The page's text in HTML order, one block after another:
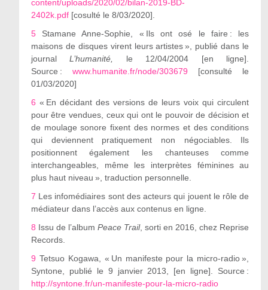
content/uploads/2020/02/bilan-2019-BD-
2402k.pdf[cosulté le 8/03/2020].
5Stamane Anne-Sophie, « Ils ont osé le faire : les
maisons de disques virent leurs artistes », publié dans le
journalL’humanité,
le 12/04/2004 [en ligne].
Source :www.humanite.fr/node/303679 [consulté le
01/03/2020]
6 « En décidant des versions de leurs voix qui circulent
pour être vendues, ceux qui ont le pouvoir de décision et
de moulage sonore fixent des normes et des conditions
qui deviennent pratiquement non négociables. Ils
positionnent également les chanteuses comme
interchangeables, même les interprètes féminines au
plus haut niveau », traduction personnelle.
7 Les infomédiaires sont des acteurs qui jouent le rôle de
médiateur dans l’accès aux contenus en ligne.
8 Issu de l’albumPeace Trail, sorti en 2016, chez Reprise
Records.
9 Tetsuo Kogawa, « Un manifeste pour la micro-radio »,
Syntone, publié le 9 janvier 2013, [en ligne]. Source :
http://syntone.fr/un-manifeste-pour-la-micro-radio